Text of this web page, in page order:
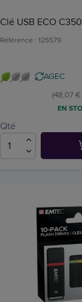
Clé USB ECO
Référence : 125579
AGEC
(48,07
EN
Qté